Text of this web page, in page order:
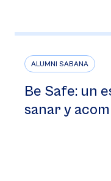
ALUMNI SABANA
Be Safe: un
sanar y